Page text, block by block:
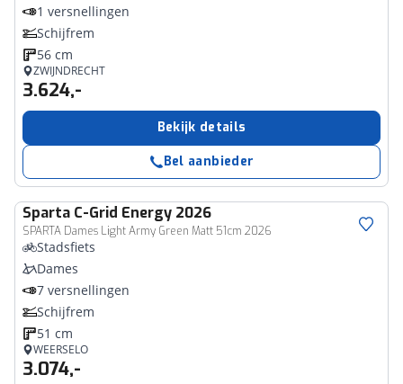
1 versnellingen
Schijfrem
56 cm
ZWIJNDRECHT
3.624,-
Bekijk details
Bel aanbieder
Sparta C-Grid Energy 2026
SPARTA Dames Light Army Green Matt 51cm 2026
Stadsfiets
Dames
7 versnellingen
Schijfrem
51 cm
WEERSELO
3.074,-